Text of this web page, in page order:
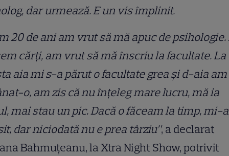
dar urmează. E un vis împlinit.
20 de ani am vrut să mă apuc de
cărți, am vrut să mă înscriu la facultate. La
aia mi s-a părut o facultate grea și d-aia
o, am zis că nu înțeleg mare lucru, mă ia
mai stau un pic. Dacă o făceam la timp, mi-
dar niciodată nu e prea târziu”, a declarat
Bahmuțeanu, la Xtra Night Show, potrivit